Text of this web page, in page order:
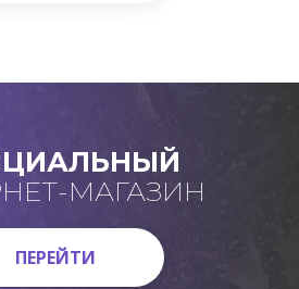
МАГАЗИН
ПЕРЕЙТИ
ПЕРЕЙТИ